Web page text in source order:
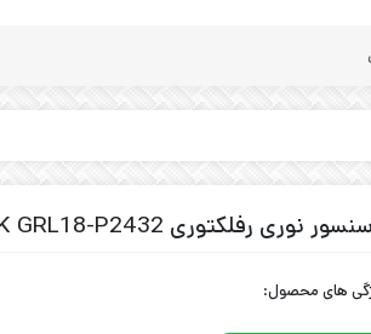
سنسور نوری رفلکتوری SICK GRL18-P2432
های محصول: